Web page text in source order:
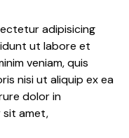
adipisicing
ut labore et
veniam, quis
nisi ut aliquip ex ea
dolor in
sit amet,